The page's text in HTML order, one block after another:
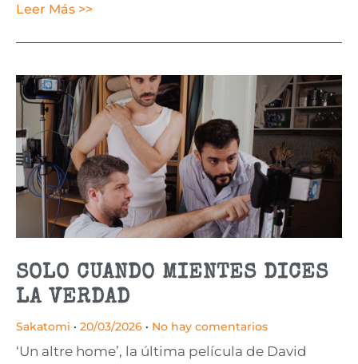
Leer Más >>
SOLO CUANDO MIENTES DICES
LA VERDAD
Sakatomi 20/03/2026 No hay comentarios
‘Un altre home’, la última película de David